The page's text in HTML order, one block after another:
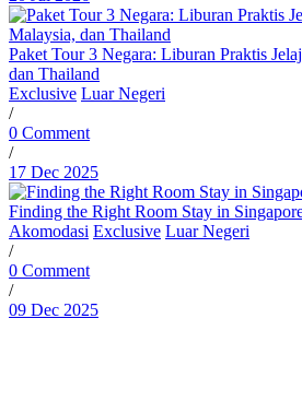
Paket Tour 3 Negara: Liburan Praktis
dan Thailand
Exclusive Luar Negeri
/
0 Comment
/
17 Dec 2025
Finding the Right Room Stay in
Akomodasi Exclusive Luar Negeri
/
0 Comment
/
09 Dec 2025